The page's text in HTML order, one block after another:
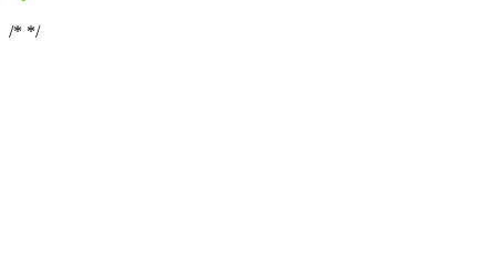
/* */